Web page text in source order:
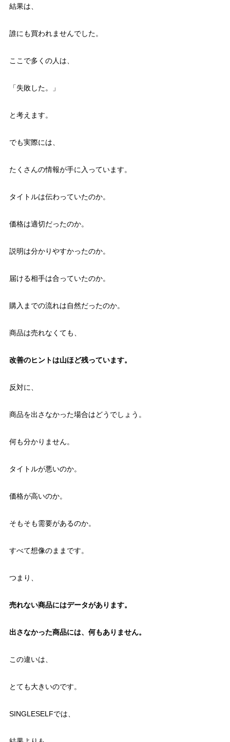
結果は、
誰にも買われませんでした。
ここで多くの人は、
「失敗した。」
と考えます。
でも実際には、
たくさんの情報が手に入っています。
タイトルは伝わっていたのか。
価格は適切だったのか。
説明は分かりやすかったのか。
届ける相手は合っていたのか。
購入までの流れは自然だったのか。
商品は売れなくても、
改善のヒントは山ほど残っています。
反対に、
商品を出さなかった場合はどうでしょう。
何も分かりません。
タイトルが悪いのか。
価格が高いのか。
そもそも需要があるのか。
すべて想像のままです。
つまり、
売れない商品にはデータがあります。
出さなかった商品には、何もありません。
この違いは、
とても大きいのです。
SINGLESELFでは、